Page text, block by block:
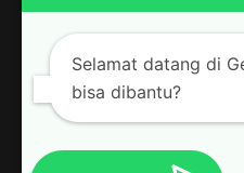
Menara 165 Lantai 3
Jl. TB. Simatupang Kav. 1,
Cilandak Timur, Pasar
Jakarta 12560
Selamat datang di
bisa dibantu?